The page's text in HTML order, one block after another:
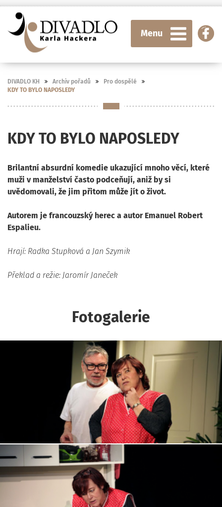
Menu
DIVADLO KH Archiv pořadů
Pro dospělé
KDY TO BYLO NAPOSLEDY
KDY TO BYLO NAPOSLEDY
Brilantní absurdní komedie ukazující mnoho věcí, které
muži v manželství často podceňují, aniž by si
uvědomovali, že jim přitom může jít o život.
Autorem je francouzský herec a autor Emanuel Robert
Espalieu.
Hrají: Radka Stupková a Jan Szymik
Překlad a režie: Jaromír Janeček
Fotogalerie